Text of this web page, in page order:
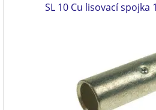
SL 10 Cu lisovací spojka